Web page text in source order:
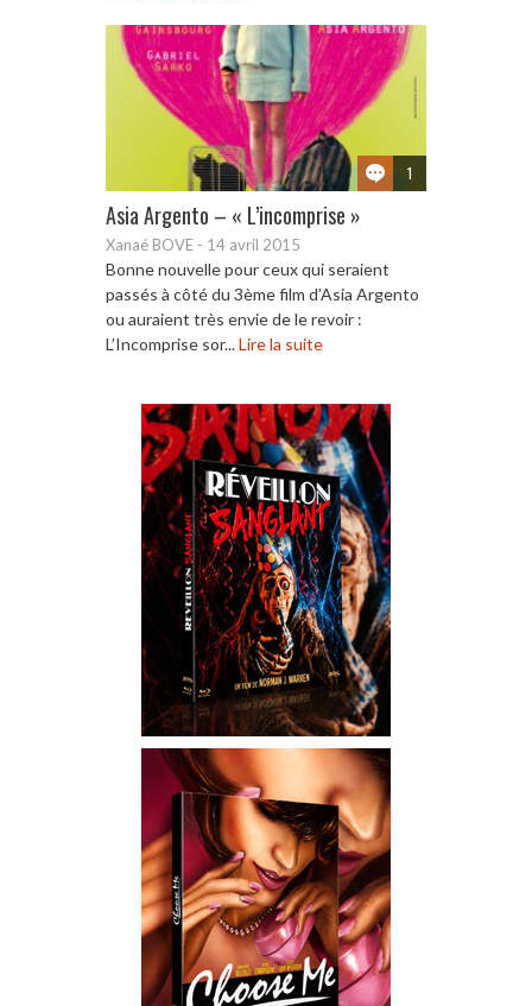
1
Asia Argento – « L’incomprise »
Xanaé BOVE - 14 avril 2015
Bonne nouvelle pour ceux qui seraient
passés à côté du 3ème film d’Asia Argento
ou auraient très envie de le revoir :
L’Incomprise sor...Lire la suite